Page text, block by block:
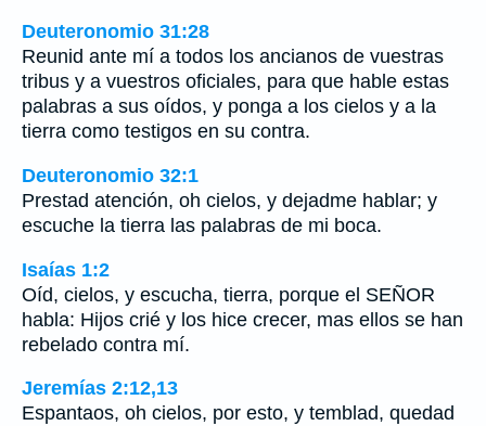
Deuteronomio 31:28
Reunid ante mí a todos los ancianos de vuestras
tribus y a vuestros oficiales, para que hable estas
palabras a sus oídos, y ponga a los cielos y a la
tierra como testigos en su contra.
Deuteronomio 32:1
Prestad atención, oh cielos, y dejadme hablar; y
escuche la tierra las palabras de mi boca.
Isaías 1:2
Oíd, cielos, y escucha, tierra, porque el SEÑOR
habla: Hijos crié y los hice crecer, mas ellos se han
rebelado contra mí.
Jeremías 2:12,13
Espantaos, oh cielos, por esto, y temblad, quedad